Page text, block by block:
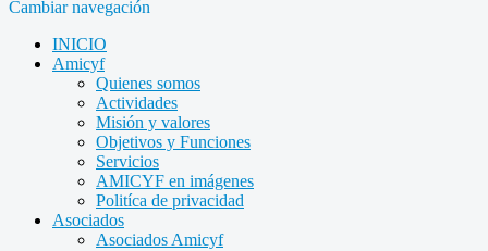
Cambiar navegación
INICIO
Amicyf
Quienes somos
Actividades
Misión y valores
Objetivos y Funciones
Servicios
AMICYF en imágenes
Politíca de privacidad
Asociados
Asociados Amicyf